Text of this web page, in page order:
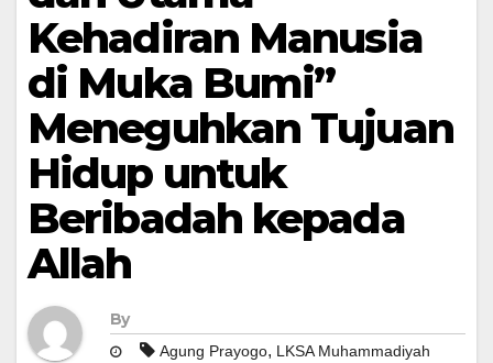
Kehadiran Manusia
di Muka Bumi”
Meneguhkan Tujuan
Hidup untuk
Beribadah kepada
Allah
By
Agung Prayogo, LKSA Muhammadiyah